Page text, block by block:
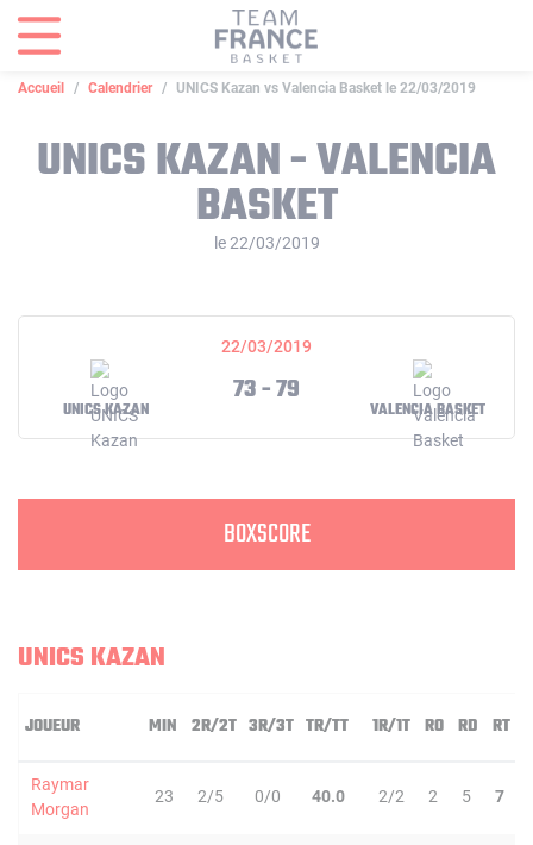
Accueil Calendrier UNICS Kazan vs Valencia Basket le 22/03/2019
UNICS KAZAN - VALENCIA
BASKET
le 22/03/2019
22/03/2019
UNICS KAZAN
73 - 79
VALENCIA BASKET
BOXSCORE
UNICS KAZAN
JOUEUR MIN 2R/2T 3R/3T TR/TT 1R/1T RO RD RT
Raymar
Morgan
23 2/5 0/0 40.0 2/2 2 5 7
Panneau de gestion des cookies